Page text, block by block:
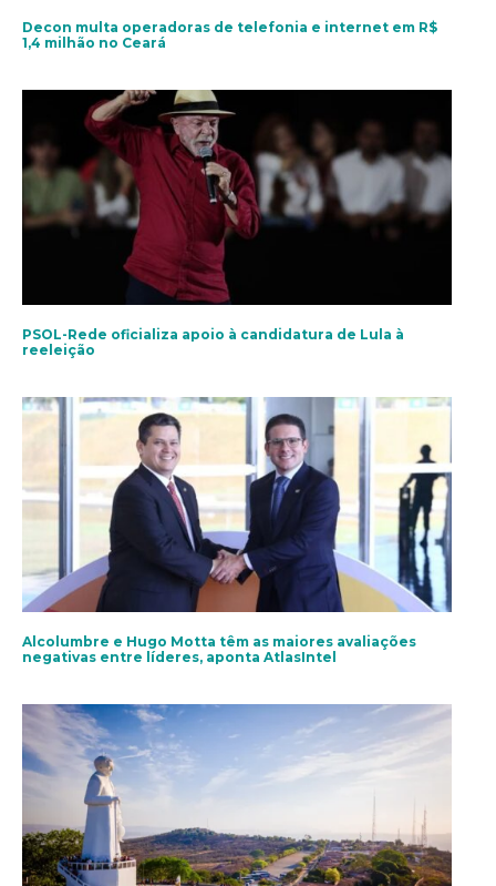
Decon multa operadoras de telefonia e internet em R$
1,4 milhão no Ceará
PSOL-Rede oficializa apoio à candidatura de Lula à
reeleição
Alcolumbre e Hugo Motta têm as maiores avaliações
negativas entre líderes, aponta AtlasIntel